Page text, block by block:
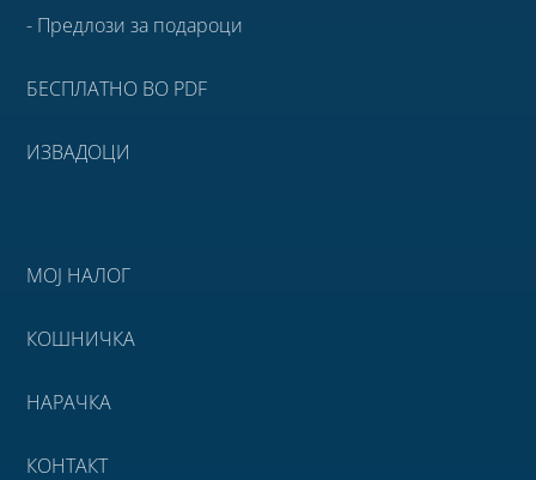
- Предлози за подароци
БЕСПЛАТНО ВО PDF
ИЗВАДОЦИ
МОЈ НАЛОГ
КОШНИЧКА
НАРАЧКА
КОНТАКТ